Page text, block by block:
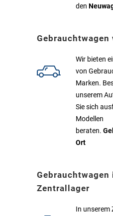
den
Gebrauchtwagen
Wir bieten
von
Marken.
unserem
Sie sich
Modellen
beraten.
Ort
Gebrauchtwagen
Zentrallager
In unserem